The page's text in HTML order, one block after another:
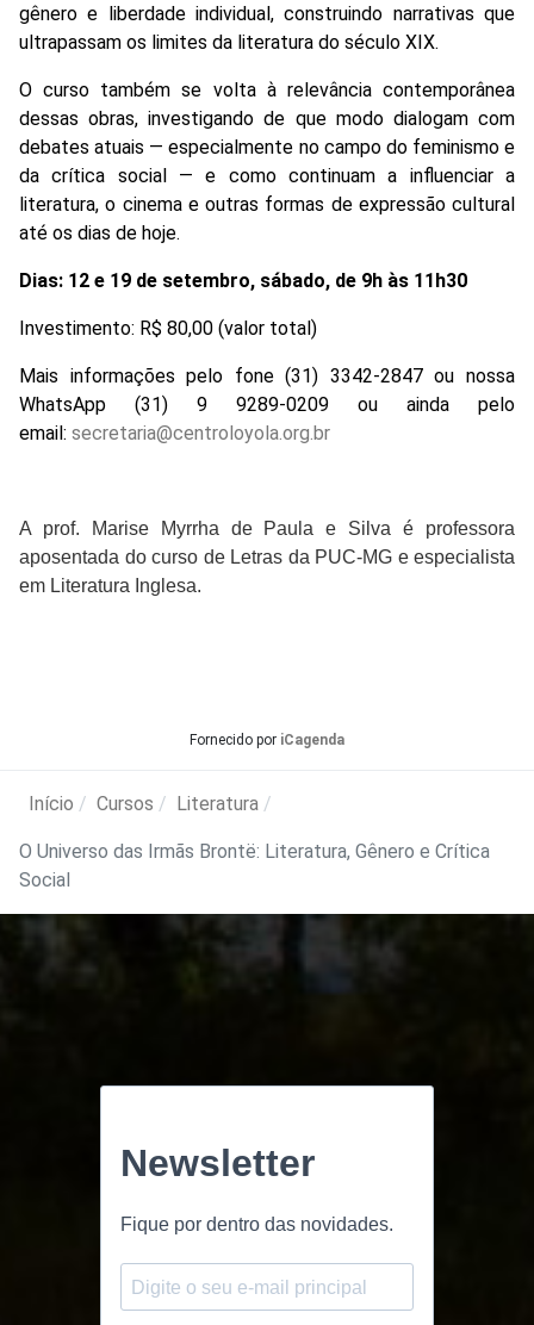
gênero e liberdade individual, construindo narrativas que
ultrapassam os limites da literatura do século XIX.
O curso também se volta à relevância contemporânea
dessas obras, investigando de que modo dialogam com
debates atuais — especialmente no campo do feminismo e
da crítica social — e como continuam a influenciar a
literatura, o cinema e outras formas de expressão cultural
até os dias de hoje.
Dias: 12 e 19 de setembro, sábado, de 9h às 11h30
Investimento: R$ 80,00 (valor total)
Mais informações pelo fone (31) 3342-2847 ou nossa
WhatsApp (31) 9 9289-0209 ou ainda pelo
email: secretaria@centroloyola.org.br
A prof. Marise Myrrha de Paula e Silva é professora
aposentada do curso de Letras da PUC-MG e especialista
em Literatura Inglesa.
Fornecido por iCagenda
Início Cursos Literatura
O Universo das Irmãs Brontë: Literatura, Gênero e Crítica
Social